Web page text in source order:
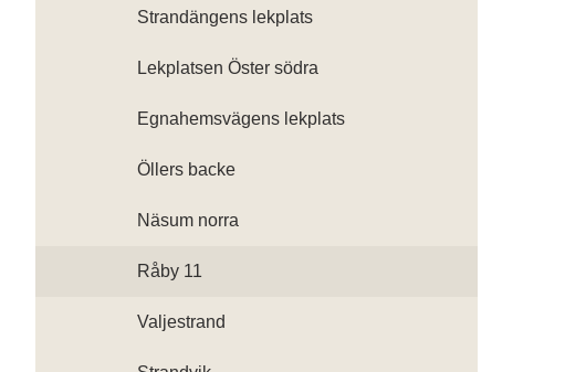
Strandängens lekplats
Lekplatsen Öster södra
Egnahemsvägens lekplats
Öllers backe
Näsum norra
Råby 11
Valjestrand